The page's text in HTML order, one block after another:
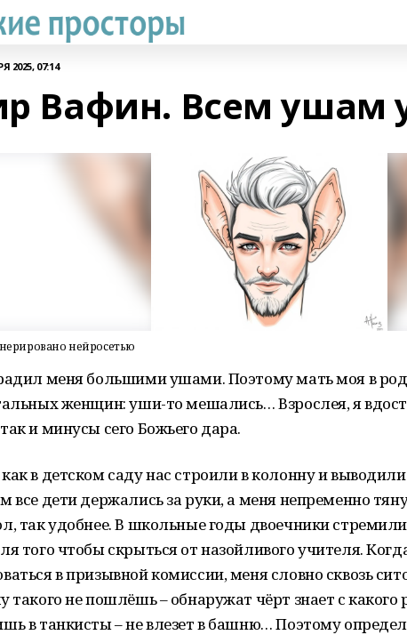
2025, 07:14
Вафин. Всем ушам
нейросетью
меня большими ушами. Поэтому мать моя в
женщин: уши-то мешались… Взрослея, я
и минусы сего Божьего дара.
в детском саду нас строили в колонну и
все дети держались за руки, а меня непременно
так удобнее. В школьные годы двоечники
того чтобы скрыться от назойливого учителя.
в призывной комиссии, меня словно сквозь
такого не пошлёшь – обнаружат чёрт знает с какого
в танкисты – не влезет в башню… Поэтому